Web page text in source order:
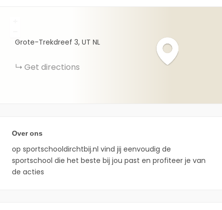
Grote-Trekdreef 3 UT NL
Get directions
Over ons
op sportschooldirchtbij.nl vind jij eenvoudig de
sportschool die het beste bij jou past en profiteer je van
de acties